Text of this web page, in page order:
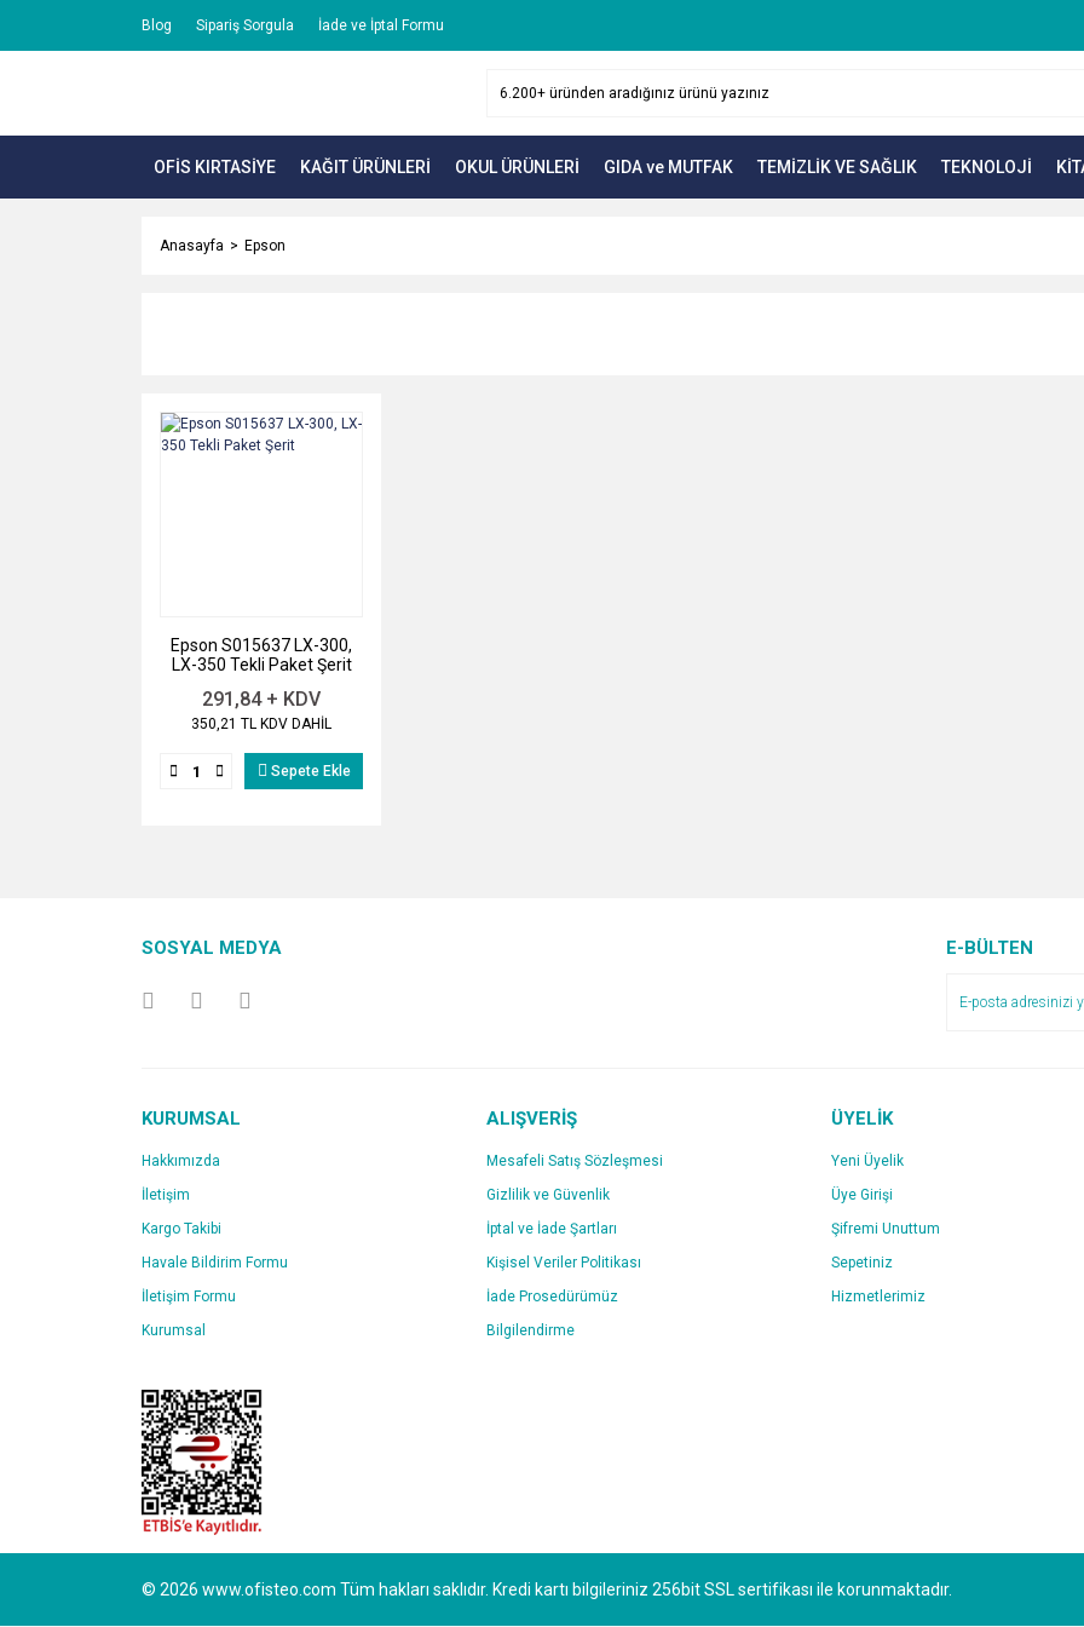
Blog Sipariş Sorgula İade ve İptal Formu
OFİS KIRTASİYE KAĞIT ÜRÜNLERİ OKUL ÜRÜNLERİ GIDA ve MUTFAK TEMİZLİK VE SAĞLIK TEKNOLOJİ
Anasayfa Epson
Epson S015637 LX-300,
LX-350 Tekli Paket Şerit
291,84 + KDV
350,21 TL KDV DAHİL
Sepete Ekle
SOSYAL MEDYA E-BÜLTEN
KURUMSAL
Hakkımızda
İletişim
Kargo Takibi
Havale Bildirim Formu
İletişim Formu
Kurumsal
ALIŞVERİŞ
Mesafeli Satış Sözleşmesi
Gizlilik ve Güvenlik
İptal ve İade Şartları
Kişisel Veriler Politikası
İade Prosedürümüz
Bilgilendirme
ÜYELİK
Yeni Üyelik
Üye Girişi
Şifremi Unuttum
Sepetiniz
Hizmetlerimiz
© 2026 www.ofisteo.com Tüm hakları saklıdır. Kredi kartı bilgileriniz 256bit SSL sertifikası ile korunmaktadır.